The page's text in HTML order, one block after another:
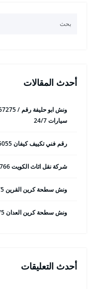
أحدث المقالات
سيارات 24/7
رقم فني تكييف كيفان 98025055 فني تكييف مركزي 24 ساعة
شركة نقل اثاث الكويت 50993766 هاف لوري وانيت نقل عفش
ونش سطحة كرين القرين 65557275 ونش سحب وانقاذ سيارات
ونش سطحة كرين العدان 65557275 ونش سحب وانقاذ سيارات
أحدث التعليقات